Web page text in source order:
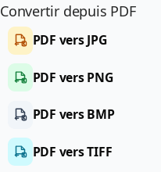
Convertir depuis PDF
PDF vers JPG
PDF vers PNG
PDF vers BMP
PDF vers TIFF